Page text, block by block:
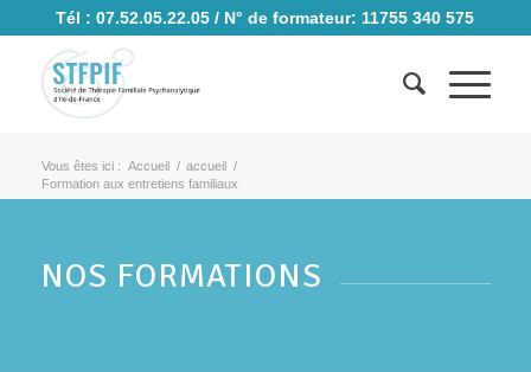
Tél : 07.52.05.22.05 / N° de formateur: 11755 340 575
Vous êtes ici : Accueil / accueil /
Formation aux entretiens familiaux
NOS FORMATIONS